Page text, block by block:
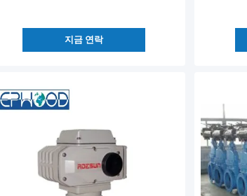
지금 연락